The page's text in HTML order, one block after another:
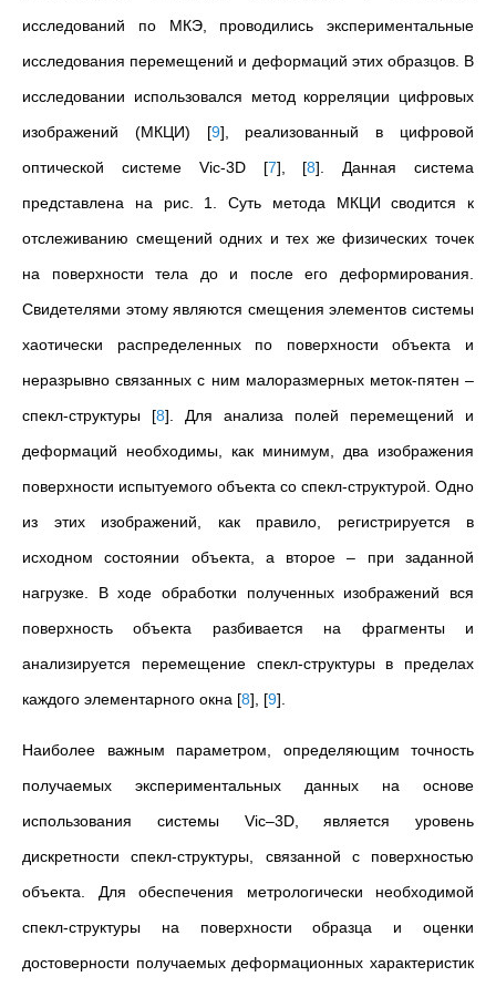
исследований по МКЭ, проводились экспериментальные
исследования перемещений и деформаций этих образцов. В
исследовании использовался метод корреляции цифровых
изображений (МКЦИ) [9] , реализованный в цифровой
оптической системе Vic-3D [7] [8] . Данная система
представлена на рис. 1. Суть метода МКЦИ сводится к
отслежи­ванию смещений одних и тех же физических точек
на поверхности тела до и после его де­формирования.
Свидетелями этому являются смещения элементов системы
хаотически распределенных по поверхности объекта и
неразрывно связанных с ним малоразмерных меток-пятен –
спекл-структуры [8] . Для анализа полей перемещений и
деформаций необходимы, как минимум, два изображения
по­верхности испытуемого объекта со спекл-структурой. Од­но
из этих изображений, как правило, регистрируется в
исходном состоянии объекта, а второе – при заданной
нагрузке. В ходе обработки полученных изображений вся
поверхность объекта разбивается на фрагменты и
анализируется перемещение спекл-структуры в пределах
каждого элементарного окна [8] [9]
Наиболее важным параметром, определяющим точность
получаемых экспериментальных данных на основе
использования системы Vic–3D, является уровень
дискретности спекл-структуры, связанной с поверхностью
объекта. Для обеспечения метрологи­чески необходимой
спекл-структуры на поверхности образца и оценки
достоверности получаемых деформационных характеристик